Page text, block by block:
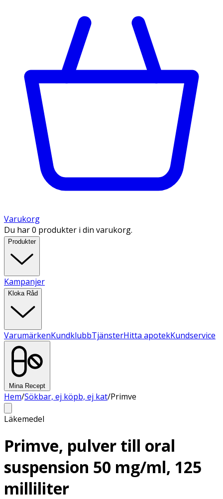
Varukorg
Du har 0 produkter i din varukorg.
Produkter
Kampanjer
Kloka Råd
VarumärkenKundklubbTjänsterHitta apotekKundservice
Mina Recept
Hem/Sökbar, ej köpb, ej kat/Primve
Läkemedel
Primve, pulver till oral
suspension 50 mg/ml, 125
milliliter